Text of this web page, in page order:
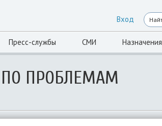
Вход
Пресс-службы СМИ Назначения
ПО ПРОБЛЕМАМ